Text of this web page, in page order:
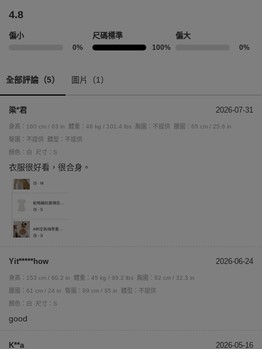
4.8
偏小
0%
尺碼標準
100%
偏大
0%
全部評論（5） 圖片（1）
梁*君 2026-07-31
身高：160 cm / 63 in 體重：46 kg / 101.4 lbs 胸圍：不提供
腰圍：65 cm / 25.6 in
臀圍：不提供
體型：不提供
顏色：白
尺寸：S
衣服很好看，很合身。
Yit*****how 2026-06-24
身高：153 cm / 60.2 in 體重：45 kg / 99.2 lbs
胸圍：82 cm / 32.3 in
腰圍：61 cm / 24 in
臀圍：89 cm / 35 in
體型：不提供
顏色：白
尺寸：S
good
K**a 2026-05-16